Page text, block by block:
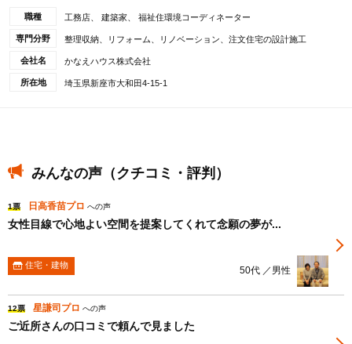
職種 工務店、 建築家、 福祉住環境コーディネーター
専門分野 整理収納、リフォーム、リノベーション、注文住宅の設計施工
会社名 かなえハウス株式会社
所在地 埼玉県新座市大和田4-15-1
みんなの声（クチコミ・評判）
1票 日高香苗プロ への声
女性目線で心地よい空間を提案してくれて念願の夢が...
住宅・建物 50代 ／男性
12票 星謙司プロ への声
ご近所さんの口コミで頼んで見ました